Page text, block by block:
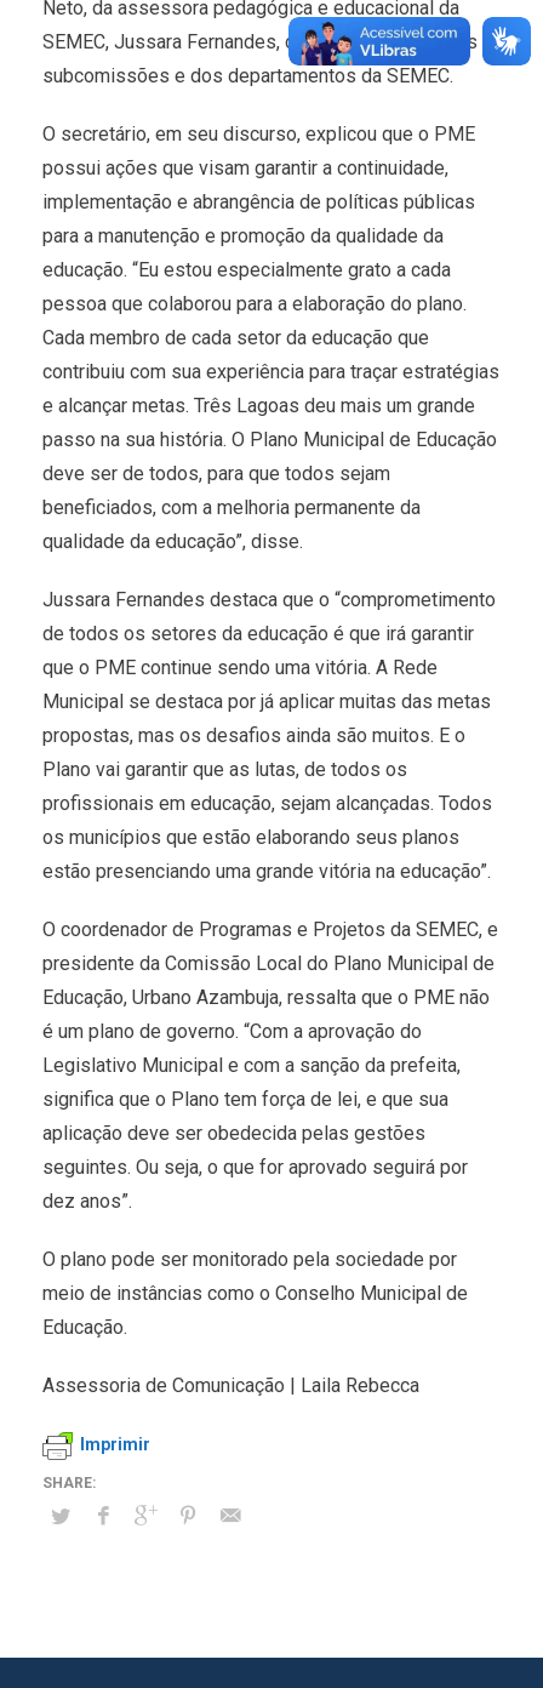
Neto, da assessora pedagógica e educacional da
SEMEC, Jussara Fernandes, de representantes das
subcomissões e dos departamentos da SEMEC.
O secretário, em seu discurso, explicou que o PME
possui ações que visam garantir a continuidade,
implementação e abrangência de políticas públicas
para a manutenção e promoção da qualidade da
educação. “Eu estou especialmente grato a cada
pessoa que colaborou para a elaboração do plano.
Cada membro de cada setor da educação que
contribuiu com sua experiência para traçar estratégias
e alcançar metas. Três Lagoas deu mais um grande
passo na sua história. O Plano Municipal de Educação
deve ser de todos, para que todos sejam
beneficiados, com a melhoria permanente da
qualidade da educação”, disse.
Jussara Fernandes destaca que o “comprometimento
de todos os setores da educação é que irá garantir
que o PME continue sendo uma vitória. A Rede
Municipal se destaca por já aplicar muitas das metas
propostas, mas os desafios ainda são muitos. E o
Plano vai garantir que as lutas, de todos os
profissionais em educação, sejam alcançadas. Todos
os municípios que estão elaborando seus planos
estão presenciando uma grande vitória na educação”.
O coordenador de Programas e Projetos da SEMEC, e
presidente da Comissão Local do Plano Municipal de
Educação, Urbano Azambuja, ressalta que o PME não
é um plano de governo. “Com a aprovação do
Legislativo Municipal e com a sanção da prefeita,
significa que o Plano tem força de lei, e que sua
aplicação deve ser obedecida pelas gestões
seguintes. Ou seja, o que for aprovado seguirá por
dez anos”.
O plano pode ser monitorado pela sociedade por
meio de instâncias como o Conselho Municipal de
Educação.
Assessoria de Comunicação | Laila Rebecca
Imprimir